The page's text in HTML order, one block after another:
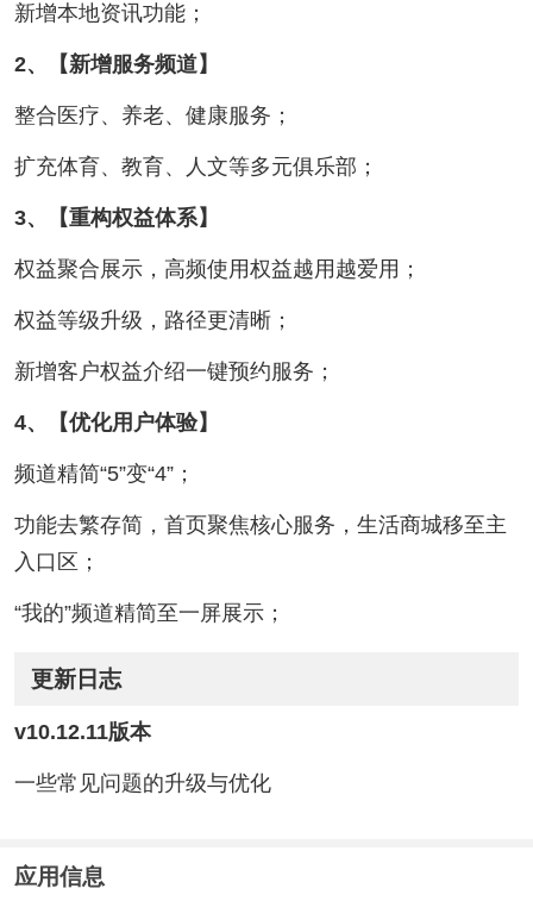
新增本地资讯功能；
2、【新增服务频道】
整合医疗、养老、健康服务；
扩充体育、教育、人文等多元俱乐部；
3、【重构权益体系】
权益聚合展示，高频使用权益越用越爱用；
权益等级升级，路径更清晰；
新增客户权益介绍一键预约服务；
4、【优化用户体验】
频道精简“5”变“4”；
功能去繁存简，首页聚焦核心服务，生活商城移至主
入口区；
“我的”频道精简至一屏展示；
更新日志
v10.12.11版本
一些常见问题的升级与优化
应用信息